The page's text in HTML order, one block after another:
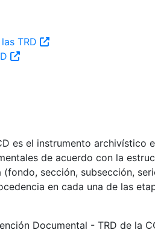
TRD
es el instrumento archivístico
de acuerdo con la
sección, subsección,
en cada una de las
Documental - TRD de la